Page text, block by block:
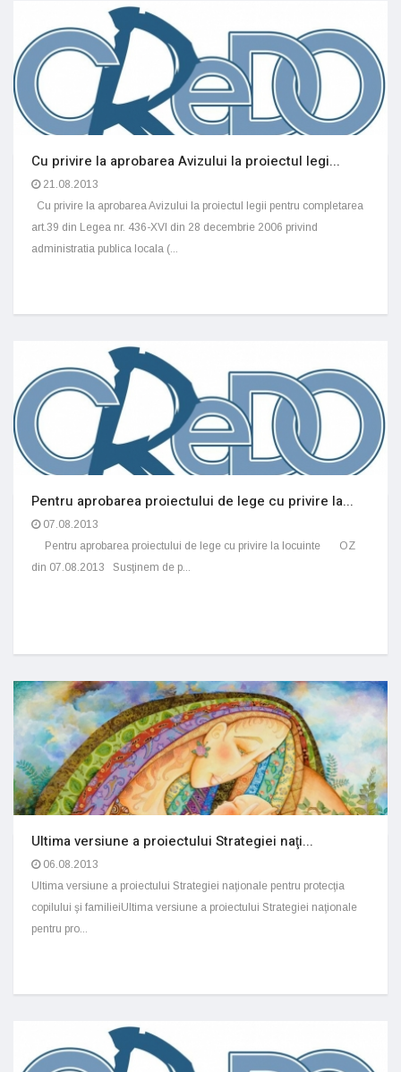
Cu privire la aprobarea Avizului la proiectul legi...
21.08.2013
Cu privire la aprobarea Avizului la proiectul legii pentru completarea
art.39 din Legea nr. 436-XVI din 28 decembrie 2006 privind
administratia publica locala (...
Pentru aprobarea proiectului de lege cu privire la...
07.08.2013
Pentru aprobarea proiectului de lege cu privire la locuinte OZ
din 07.08.2013 Susţinem de p...
Ultima versiune a proiectului Strategiei naţi...
06.08.2013
Ultima versiune a proiectului Strategiei naţionale pentru protecţia
copilului şi familieiUltima versiune a proiectului Strategiei naţionale
pentru pro...